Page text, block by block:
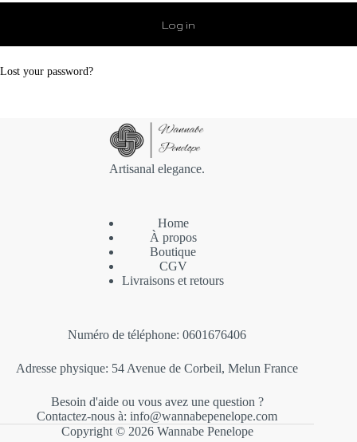
Log in
Lost your password?
Artisanal elegance.
Home
À propos
Boutique
CGV
Livraisons et retours
Numéro de téléphone: 0601676406
Adresse physique: 54 Avenue de Corbeil, Melun France
Besoin d'aide ou vous avez une question ?
Contactez-nous à: info@wannabepenelope.com
Copyright © 2026 Wannabe Penelope